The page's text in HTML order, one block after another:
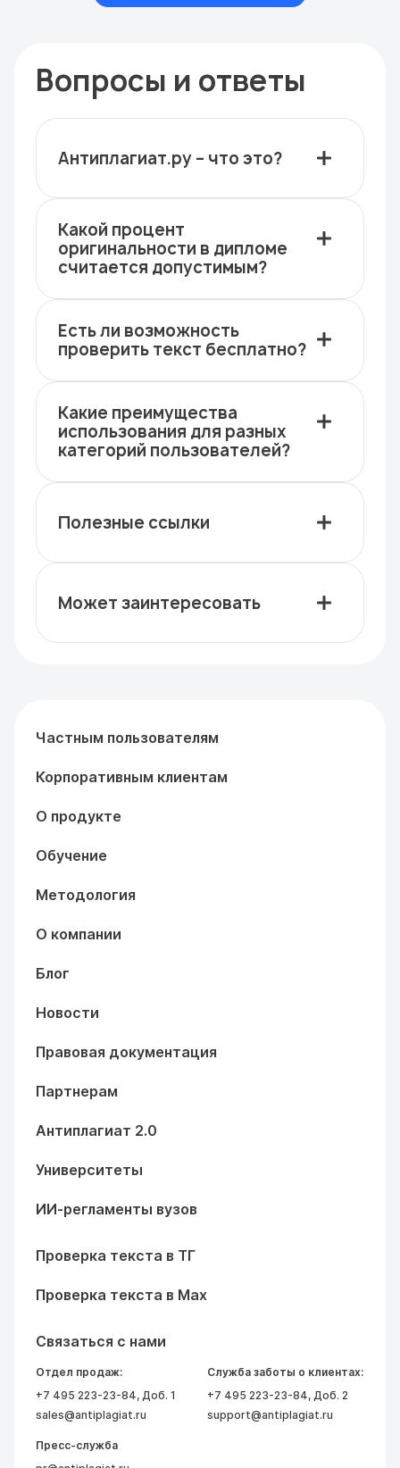
Вопросы и ответы
Антиплагиат.ру – что это?
Какой процент
оригинальности в дипломе
считается допустимым?
Есть ли возможность
проверить текст бесплатно?
Какие преимущества
использования для разных
категорий пользователей?
Полезные ссылки
Может заинтересовать
Частным пользователям
Корпоративным клиентам
О продукте
Обучение
Методология
О компании
Блог
Новости
Правовая документация
Партнерам
Антиплагиат 2.0
Университеты
ИИ-регламенты вузов
Проверка текста в ТГ
Проверка текста в Max
Связаться с нами
Отдел продаж:
+7 495 223-23-84, Доб. 1
sales@antiplagiat.ru
Служба заботы о клиентах:
+7 495 223-23-84, Доб. 2
support@antiplagiat.ru
Пресс-служба